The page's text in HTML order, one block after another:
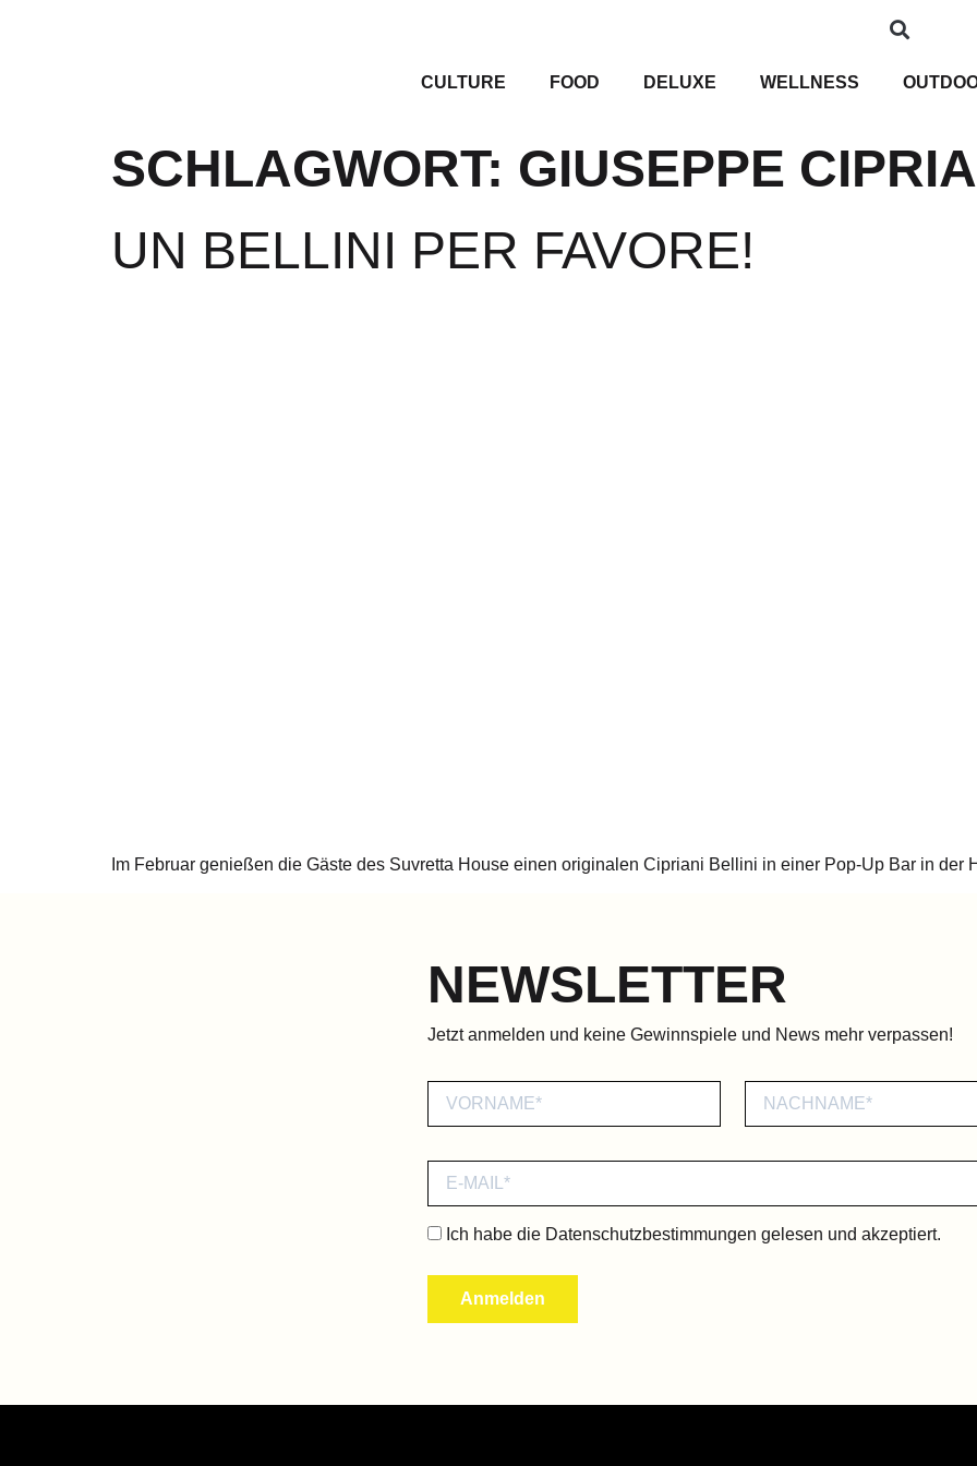
CULTURE FOOD DELUXE WELLNESS
SCHLAGWORT: GIUSEPPE
UN BELLINI PER FAVORE!
Im Februar genießen die Gäste des Suvretta House einen originalen Cipriani Bellini in einer Pop-Up Bar in der
NEWSLETTER
Jetzt anmelden und keine Gewinnspiele und News mehr verpassen!
Ich habe die Datenschutzbestimmungen gelesen und akzeptiert.